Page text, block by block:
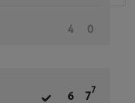
4 0
6 7
7